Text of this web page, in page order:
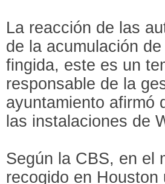
La reacción de las
de la acumulación
fingida, este es un
responsable de la
ayuntamiento afirmó
las instalaciones de
Según la CBS, en el
recogido en